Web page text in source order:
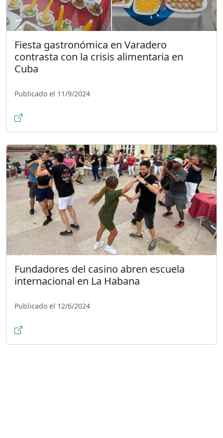
Fiesta gastronómica en Varadero
contrasta con la crisis alimentaria en
Cuba
Publicado el 11/9/2024
Fundadores del casino abren escuela
internacional en La Habana
Publicado el 12/6/2024